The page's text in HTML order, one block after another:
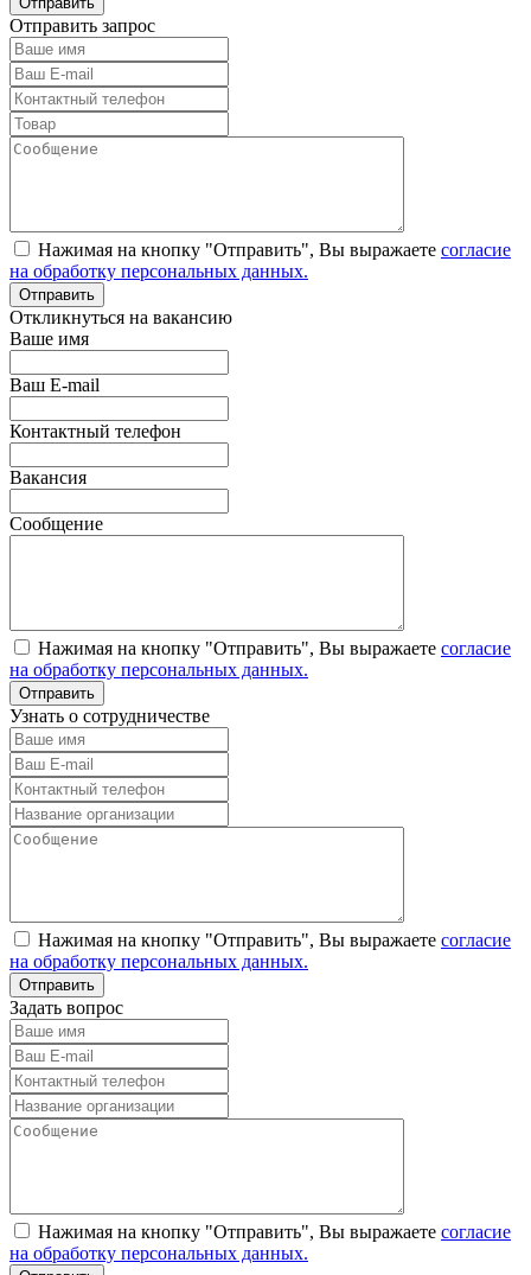
Отправить запрос
Нажимая на кнопку "Отправить", Вы выражаете согласие
на обработку персональных данных.
Откликнуться на вакансию
Ваше имя
Ваш E-mail
Контактный телефон
Вакансия
Сообщение
Нажимая на кнопку "Отправить", Вы выражаете согласие
на обработку персональных данных.
Узнать о сотрудничестве
Нажимая на кнопку "Отправить", Вы выражаете согласие
на обработку персональных данных.
Задать вопрос
Нажимая на кнопку "Отправить", Вы выражаете согласие
на обработку персональных данных.